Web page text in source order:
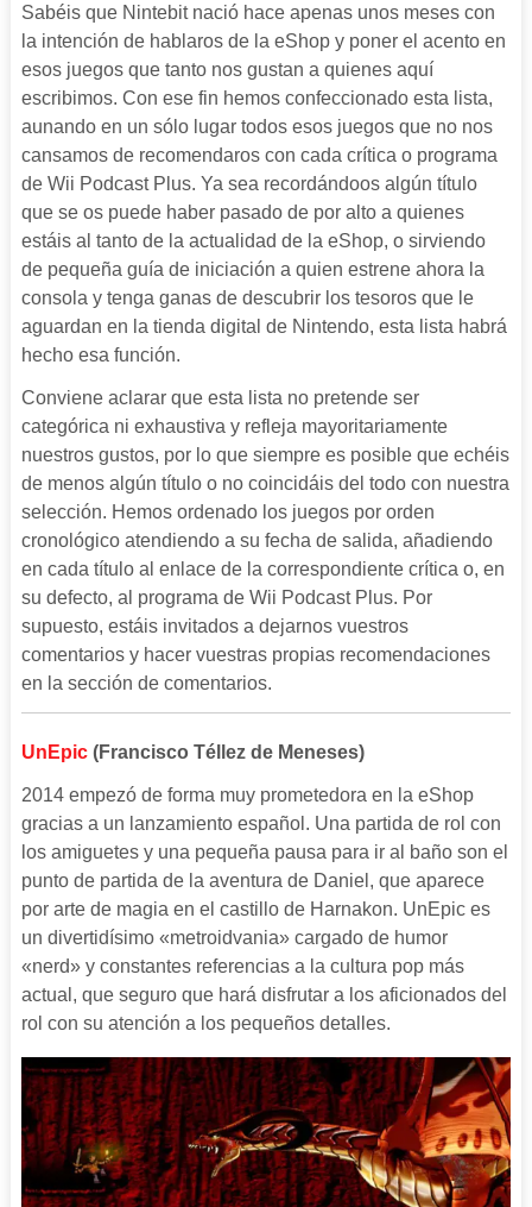
Sabéis que Nintebit nació hace apenas unos meses con
la intención de hablaros de la eShop y poner el acento en
esos juegos que tanto nos gustan a quienes aquí
escribimos. Con ese fin hemos confeccionado esta lista,
aunando en un sólo lugar todos esos juegos que no nos
cansamos de recomendaros con cada crítica o programa
de Wii Podcast Plus. Ya sea recordándoos algún título
que se os puede haber pasado de por alto a quienes
estáis al tanto de la actualidad de la eShop, o sirviendo
de pequeña guía de iniciación a quien estrene ahora la
consola y tenga ganas de descubrir los tesoros que le
aguardan en la tienda digital de Nintendo, esta lista habrá
hecho esa función.
Conviene aclarar que esta lista no pretende ser
categórica ni exhaustiva y refleja mayoritariamente
nuestros gustos, por lo que siempre es posible que echéis
de menos algún título o no coincidáis del todo con nuestra
selección. Hemos ordenado los juegos por orden
cronológico atendiendo a su fecha de salida, añadiendo
en cada título al enlace de la correspondiente crítica o, en
su defecto, al programa de Wii Podcast Plus. Por
supuesto, estáis invitados a dejarnos vuestros
comentarios y hacer vuestras propias recomendaciones
en la sección de comentarios.
UnEpic(Francisco Téllez de Meneses)
2014 empezó de forma muy prometedora en la eShop
gracias a un lanzamiento español. Una partida de rol con
los amiguetes y una pequeña pausa para ir al baño son el
punto de partida de la aventura de Daniel, que aparece
por arte de magia en el castillo de Harnakon. UnEpic es
un divertidísimo «metroidvania» cargado de humor
«nerd» y constantes referencias a la cultura pop más
actual, que seguro que hará disfrutar a los aficionados del
rol con su atención a los pequeños detalles.